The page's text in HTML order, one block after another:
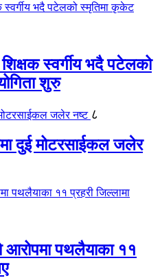
शिक्षक स्वर्गीय भदै पटेलको
शुरु
८
दुई मोटरसाईकल जलेर
पथलैयाका ११